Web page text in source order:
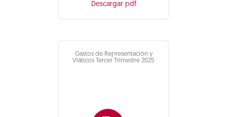
Descargar pdf
Gastos de Representación y
Viáticos Tercer Trimestre 2025